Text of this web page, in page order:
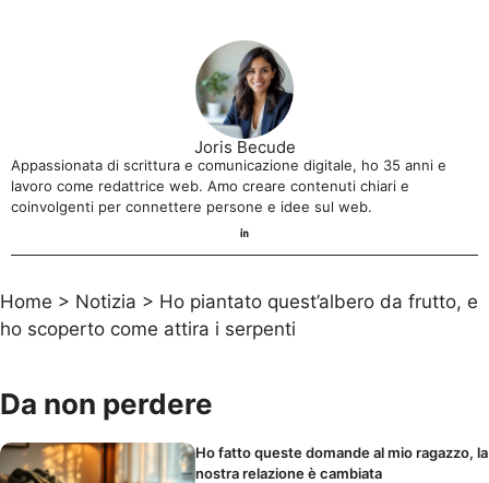
Joris Becude
Appassionata di scrittura e comunicazione digitale, ho 35 anni e
lavoro come redattrice web. Amo creare contenuti chiari e
coinvolgenti per connettere persone e idee sul web.
Home > Notizia > Ho piantato quest’albero da frutto, e
ho scoperto come attira i serpenti
Da non perdere
Ho fatto queste domande al mio ragazzo, la
nostra relazione è cambiata